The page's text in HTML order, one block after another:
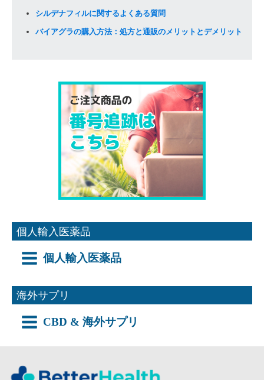
シルデナフィルに関するよくある質問
バイアグラの購入方法：処方と通販のメリットとデメリット
個人輸入医薬品
個人輸入医薬品
海外サプリ
CBD & 海外サプリ